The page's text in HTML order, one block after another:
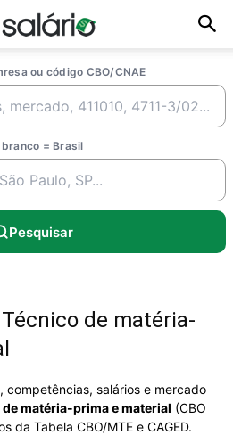
ou código CBO/CNAE
branco = Brasil
Pesquisar
de matéria-
competências, salários e mercado
de matéria-prima e material (CBO
da Tabela CBO/MTE e CAGED.